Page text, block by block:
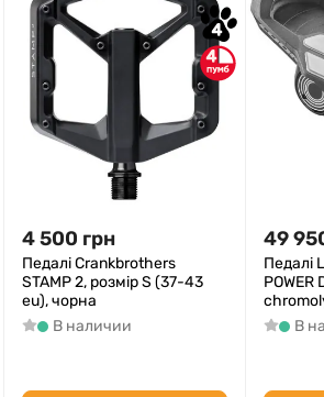
4
4
4 500 грн
Педалі Crankbrothers
STAMP 2, розмір S (37-43
eu), чорна
В наличии
49
Педалі
POWER
В